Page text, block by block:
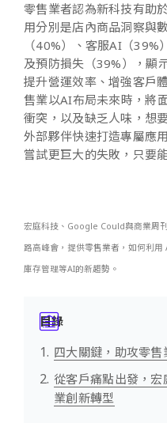
零售業者認為新科技有助
用分別是店內商品洞察與
（40%）、客服AI（
及預防損失（39%），顯
提升營運效率、增強客戶
售業以AI布局未來時，將
衝突，以及缺乏人味，想
外部夥伴快速打造專屬應
嘗試更巨大的失敗，只要
宏庭科技、Google Could與商業周
路高峰會，提供零售業者，如何利
庫存管理等AI的新趨勢。
目錄
四大關鍵，助攻零
從客戶痛點出發，
業創新轉型